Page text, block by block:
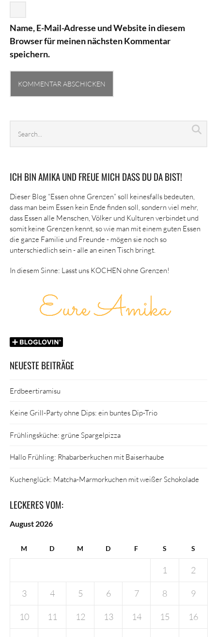
Name, E-Mail-Adresse und Website in diesem
Browser für meinen nächsten Kommentar
speichern.
archives
ICH BIN AMIKA UND FREUE MICH DASS DU DA BIST!
Dieser Blog “Essen ohne Grenzen” soll keinesfalls bedeuten,
dass man beim Essen kein Ende finden soll, sondern viel mehr,
dass Essen alle Menschen, Völker und Kulturen verbindet und
somit keine Grenzen kennt, so wie man mit einem guten Essen
die ganze Familie und Freunde - mögen sie noch so
unterschiedlich sein - alle an einen Tisch bringt.
In diesem Sinne: Lasst uns KOCHEN ohne Grenzen!
NEUESTE BEITRÄGE
Erdbeertiramisu
Keine Grill-Party ohne Dips: ein buntes Dip-Trio
Frühlingsküche: grüne Spargelpizza
Hallo Frühling: Rhabarberkuchen mit Baiserhaube
Kuchenglück: Matcha-Marmorkuchen mit weißer Schokolade
LECKERES VOM:
August 2026
M D M D F S S
1 2
3 4 5 6 7 8 9
10 11 12 13 14 15 16